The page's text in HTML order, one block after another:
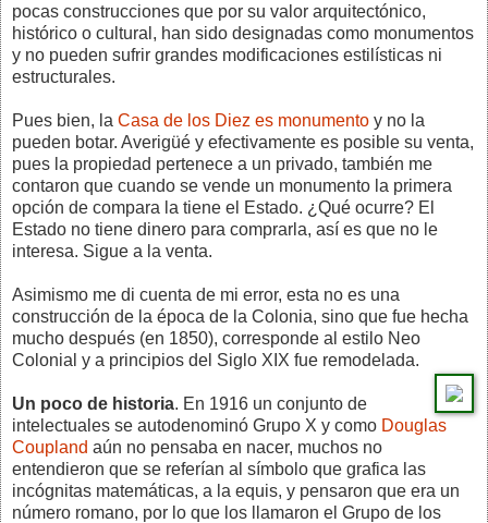
pocas construcciones que por su valor arquitectónico,
histórico o cultural, han sido designadas como monumentos
y no pueden sufrir grandes modificaciones estilísticas ni
estructurales.
Pues bien, la Casa de los Diez es monumento y no la
pueden botar. Averigüé y efectivamente es posible su venta,
pues la propiedad pertenece a un privado, también me
contaron que cuando se vende un monumento la primera
opción de compara la tiene el Estado. ¿Qué ocurre? El
Estado no tiene dinero para comprarla, así es que no le
interesa. Sigue a la venta.
Asimismo me di cuenta de mi error, esta no es una
construcción de la época de la Colonia, sino que fue hecha
mucho después (en 1850), corresponde al estilo Neo
Colonial y a principios del Siglo XIX fue remodelada.
Un poco de historia. En 1916 un conjunto de
intelectuales se autodenominó Grupo X y como Douglas
Coupland aún no pensaba en nacer, muchos no
entendieron que se referían al símbolo que grafica las
incógnitas matemáticas, a la equis, y pensaron que era un
número romano, por lo que los llamaron el Grupo de los